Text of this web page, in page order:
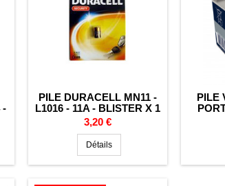
-
PILE DURACELL MN11 -
L1016 - 11A - BLISTER X 1
- ALCALINE - 6V
Prix
3,20 €
Détails
PILE